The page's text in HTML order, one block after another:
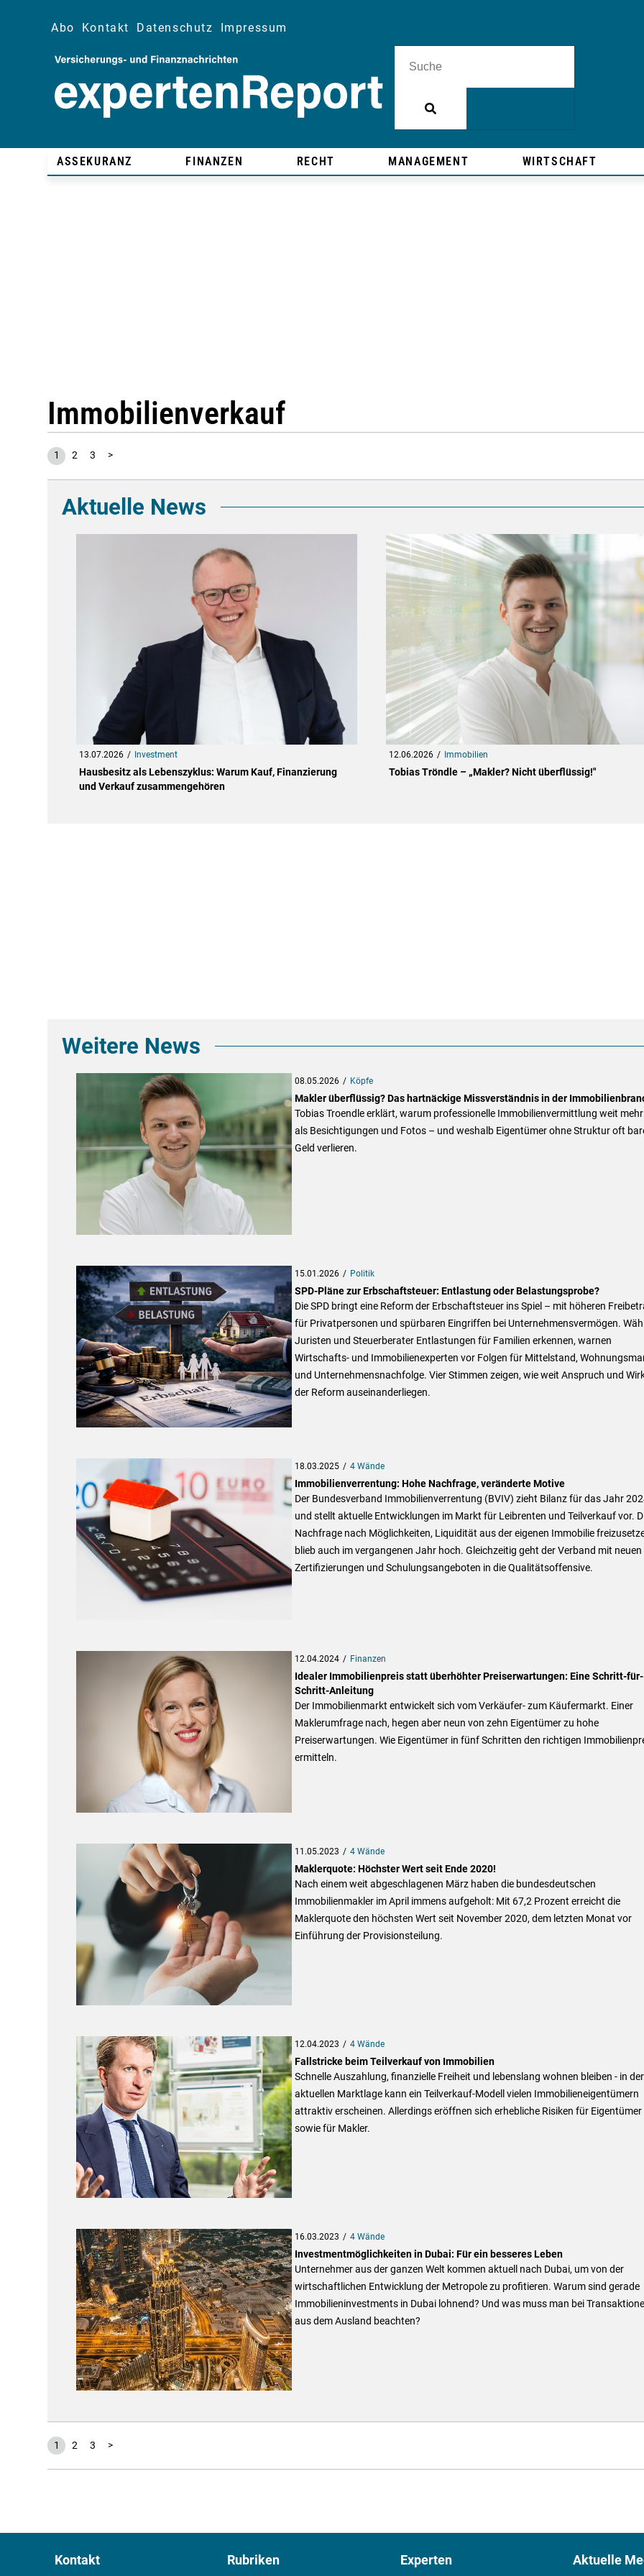
Abo Kontakt Datenschutz Impressum
ASSEKURANZ FINANZEN RECHT MANAGEMENT WIRTSCHAFT
Immobilienverkauf
1 2 3 >
Aktuelle News
13.07.2026 Investment
Hausbesitz als Lebenszyklus: Warum Kauf, Finanzierung
und Verkauf zusammengehören
12.06.2026 Immobilien
Tobias Tröndle – „Makler? Nicht überflüssig!"
Weitere News
08.05.2026 Köpfe
Makler überflüssig? Das hartnäckige Missverständnis in der
Tobias Troendle erklärt, warum professionelle Immobilienvermittlung weit
als Besichtigungen und Fotos – und weshalb Eigentümer ohne Struktur oft
Geld verlieren.
15.01.2026 Politik
SPD-Pläne zur Erbschaftsteuer: Entlastung oder Belastungsprobe?
Die SPD bringt eine Reform der Erbschaftsteuer ins Spiel – mit höheren
für Privatpersonen und spürbaren Eingriffen bei Unternehmensvermögen.
Juristen und Steuerberater Entlastungen für Familien erkennen, warnen
Wirtschafts- und Immobilienexperten vor Folgen für Mittelstand,
und Unternehmensnachfolge. Vier Stimmen zeigen, wie weit Anspruch und
der Reform auseinanderliegen.
18.03.2025 4 Wände
Immobilienverrentung: Hohe Nachfrage, veränderte Motive
Der Bundesverband Immobilienverrentung (BVIV) zieht Bilanz für das Jahr
und stellt aktuelle Entwicklungen im Markt für Leibrenten und Teilverkauf vor.
Nachfrage nach Möglichkeiten, Liquidität aus der eigenen Immobilie
blieb auch im vergangenen Jahr hoch. Gleichzeitig geht der Verband mit neuen
Zertifizierungen und Schulungsangeboten in die Qualitätsoffensive.
12.04.2024 Finanzen
Idealer Immobilienpreis statt überhöhter Preiserwartungen: Eine Schritt-für-
Schritt-Anleitung
Der Immobilienmarkt entwickelt sich vom Verkäufer- zum Käufermarkt. Einer
Maklerumfrage nach, hegen aber neun von zehn Eigentümer zu hohe
Preiserwartungen. Wie Eigentümer in fünf Schritten den richtigen
ermitteln.
11.05.2023 4 Wände
Maklerquote: Höchster Wert seit Ende 2020!
Nach einem weit abgeschlagenen März haben die bundesdeutschen
Immobilienmakler im April immens aufgeholt: Mit 67,2 Prozent erreicht die
Maklerquote den höchsten Wert seit November 2020, dem letzten Monat vor
Einführung der Provisionsteilung.
12.04.2023 4 Wände
Fallstricke beim Teilverkauf von Immobilien
Schnelle Auszahlung, finanzielle Freiheit und lebenslang wohnen bleiben - in der
aktuellen Marktlage kann ein Teilverkauf-Modell vielen Immobilieneigentümern
attraktiv erscheinen. Allerdings eröffnen sich erhebliche Risiken für Eigentümer
sowie für Makler.
16.03.2023 4 Wände
Investmentmöglichkeiten in Dubai: Für ein besseres Leben
Unternehmer aus der ganzen Welt kommen aktuell nach Dubai, um von der
wirtschaftlichen Entwicklung der Metropole zu profitieren. Warum sind gerade
Immobilieninvestments in Dubai lohnend? Und was muss man bei
aus dem Ausland beachten?
1 2 3 >
Kontakt Rubriken Experten Aktuelle